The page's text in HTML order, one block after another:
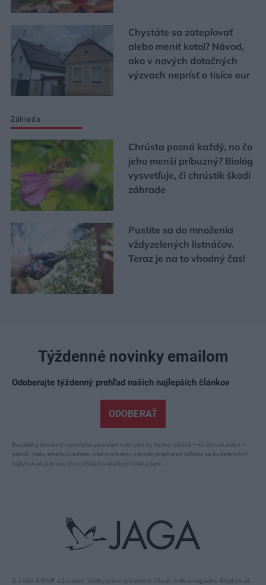
Chystáte sa zatepľovať
alebo meniť kotol? Návod,
ako v nových dotačných
výzvach neprísť o tisíce eur
Záhrada
Chrústa pozná každý, no čo
jeho menší príbuzný? Biológ
vysvetľuje, či chrústik škodí
záhrade
Pustite sa do množenia
vždyzelených listnáčov.
Teraz je na to vhodný čas!
© JAGA GROUP a Zoznam. Všetky práva vyhradené. Obsah online magazínu Môjdom.sk
Týždenné novinky emailom
Odoberajte týždenný prehľad našich najlepších článkov
ODOBERAŤ
Bezplatný emailový newsletter posielame obvykle ku koncu týždňa – vo štvrtok alebo v
piatok. Vašu emailovú adresu nikomu inému neposkytneme a z odberu sa budete môcť
kedykoľvek jednoducho odhlásiť niekoľkými kliknutiami.